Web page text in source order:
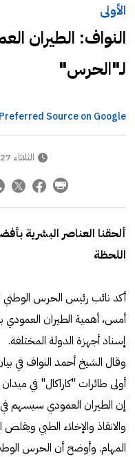
الأولى
النواف: الطيران
لـ"الحرس"
Source on Google
الثلاثاء 27 يوليو 2021
ألحقنا العناصر البشرية
اللحظة
أكد نائب رئيس الحرس الوطني
أمس، أهمية الطيران العمودي
إسناد أجهزة الدولة المختلفة.
وقال الشيخ أحمد النواف في
أولى طائرات "كاراكال" في
إن الطيران العمودي سيسهم
والانقاذ والإخلاء الطبي ويقلص
المهام. وأوضح أن الحرس